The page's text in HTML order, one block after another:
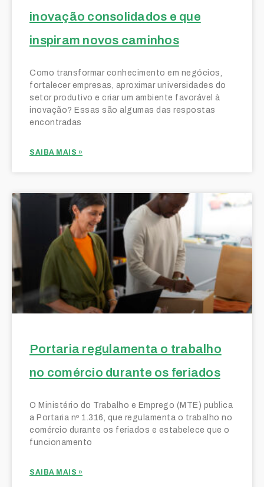
inovação consolidados e que
inspiram novos caminhos
Como transformar conhecimento em negócios,
fortalecer empresas, aproximar universidades do
setor produtivo e criar um ambiente favorável à
inovação? Essas são algumas das respostas
encontradas
SAIBA MAIS »
Portaria regulamenta o trabalho
no comércio durante os feriados
O Ministério do Trabalho e Emprego (MTE) publica
a Portaria nº 1.316, que regulamenta o trabalho no
comércio durante os feriados e estabelece que o
funcionamento
SAIBA MAIS »